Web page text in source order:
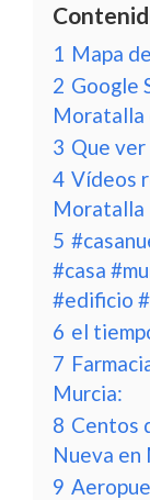
1 Mapa
2 Google
Moratalla
3 Que ver
4 Vídeos
Moratalla
5
#casa
#edificio
6 el
7
Murcia:
8 Centos
Nueva en
9